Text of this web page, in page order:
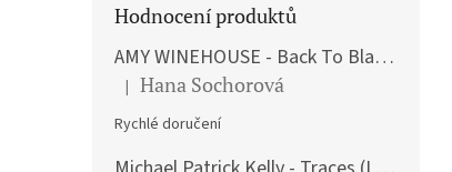
Hodnocení produktů
AMY WINEHOUSE - Back To Black (LP)
Hodnocení produktu je 5 z 5 hvězdiček.
| Hana Sochorová
Rychlé doručení